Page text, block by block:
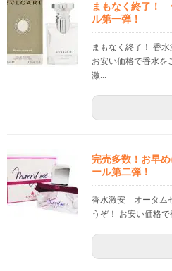
まもなく終了！
ル第一弾！
まもなく終了！ 香
お安い価格で香水を
激...
完売多数！お早
ール第二弾！
香水激安 オータム
うぞ！ お安い価格